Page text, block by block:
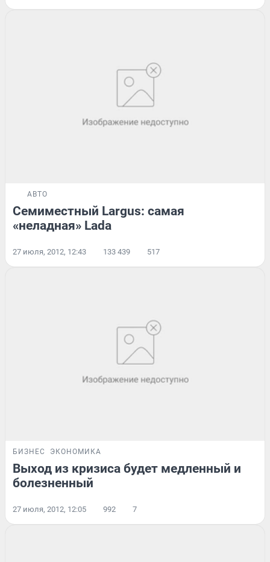
АВТО
Семиместный Largus: самая
«неладная» Lada
27 июля, 2012, 12:43 133 439 517
БИЗНЕС ЭКОНОМИКА
Выход из кризиса будет медленный и
болезненный
27 июля, 2012, 12:05 992 7